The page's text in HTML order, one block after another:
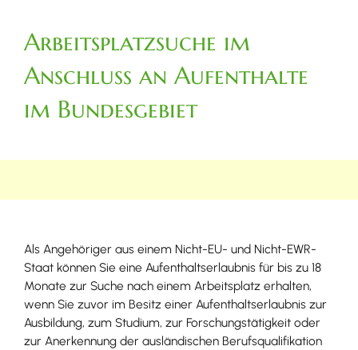
Arbeitsplatzsuche im
Anschluss an Aufenthalte
im Bundesgebiet
Als Angehöriger aus einem Nicht-EU- und Nicht-EWR-
Staat können Sie eine Aufenthaltserlaubnis für bis zu 18
Monate zur Suche nach einem Arbeitsplatz erhalten,
wenn Sie zuvor im Besitz einer Aufenthaltserlaubnis zur
Ausbildung, zum Studium, zur Forschungstätigkeit oder
zur Anerkennung der ausländischen Berufsqualifikation